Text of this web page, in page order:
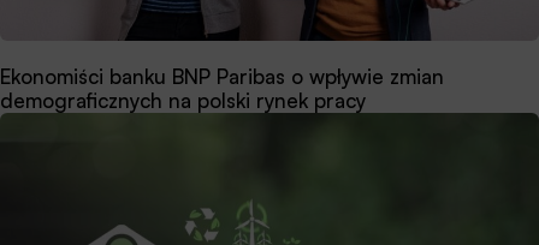
Ekonomiści banku BNP Paribas o wpływie zmian
demograficznych na polski rynek pracy